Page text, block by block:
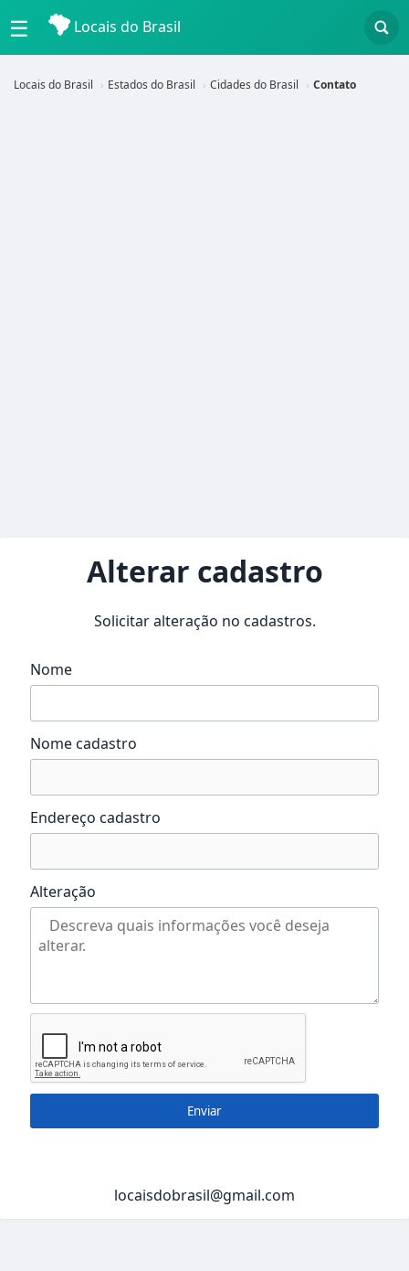
☰ Locais do Brasil
Locais do Brasil Estados do Brasil Cidades do Brasil Contato
Alterar cadastro
Solicitar alteração no cadastros.
Nome
Nome cadastro
Endereço cadastro
Alteração
Enviar
locaisdobrasil@gmail.com